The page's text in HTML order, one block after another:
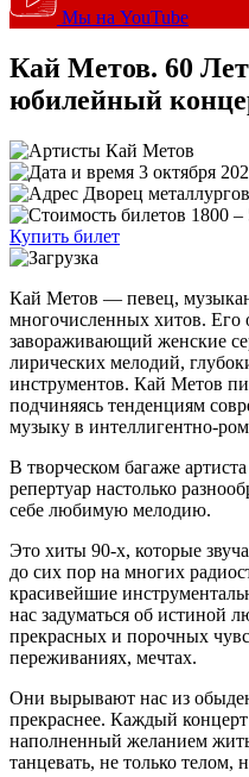
Мы на YouTube
Кай Метов. 60
юбилейный
Кай Метов
3 октября
Дворец
1800 –
Купить билет
Кай Метов — певец,
многочисленных хитов. Его
завораживающий женские
лирических мелодий,
инструментов. Кай Метов
подчиняясь тенденциям
музыку в интеллигентно-
В творческом багаже
репертуар настолько
себе любимую мелодию.
Это хиты 90-х, которые
до сих пор на многих
красивейшие
нас задуматься об истиной
прекрасных и порочных
переживаниях, мечтах.
Они вырывают нас из
прекраснее. Каждый
наполненный желанием
танцевать, не только телом,